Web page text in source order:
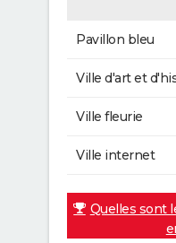
Pavillon bleu
Ville d'art et
Ville fleurie
Ville internet
Quelles sont